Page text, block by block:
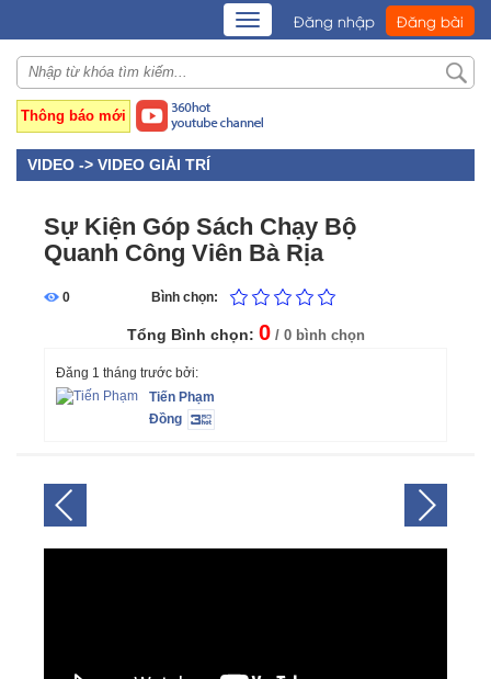
TOGGLE
NAVIGATION
Đăng nhập Đăng bài
Thông báo mới
VIDEO -> VIDEO GIẢI TRÍ
Sự Kiện Góp Sách Chạy Bộ
Quanh Công Viên Bà Rịa
0 Bình chọn:
Tổng Bình chọn: 0 / 0 bình chọn
Đăng 1 tháng trước bởi:
Tiến Phạm
Đồng